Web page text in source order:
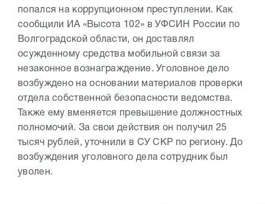
попался на коррупционном преступлении. Как
сообщили ИА «Высота 102» в УФСИН России по
Волгоградской области, он доставлял
осужденному средства мобильной связи за
незаконное вознаграждение. Уголовное дело
возбуждено на основании материалов проверки
отдела собственной безопасности ведомства.
Также ему вменяется превышение должностных
полномочий. За свои действия он получил 25
тысяч рублей, уточнили в СУ СКР по региону. До
возбуждения уголовного дела сотрудник был
уволен.